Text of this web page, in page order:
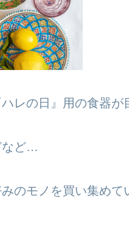
レの日』用の食器が
など…
のモノを買い集めて